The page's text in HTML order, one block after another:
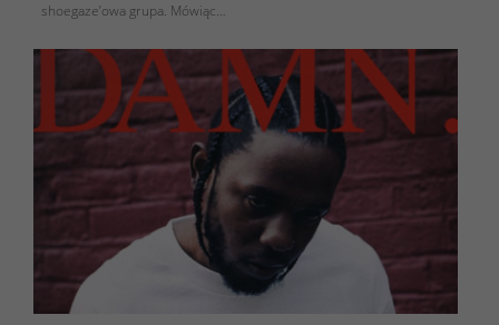
shoegaze’owa grupa. Mówiąc…